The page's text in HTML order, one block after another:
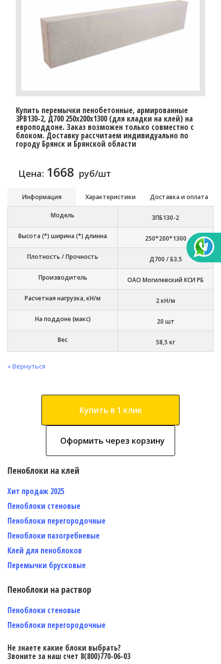
Купить перемычки пенобетонные, армированные
3PB130-2, Д700 250х200х1300 (для кладки на клей) на
европоддоне. Заказ возможен только совместно с
блоком. Доставку рассчитаем индивидуально по
городу Брянск и Брянской области
Цена: 1668 руб/шт
Информация Характеристики Доставка и оплата
Модель 3ПБ130-2
Высота (*) ширина (*) длинна 250*200*1300
Плотность / Прочность Д700 / Б3.5
Производитель ОАО Могилевский КСИ РБ
Расчетная нагрузка, кН/м 2 кН/м
На поддоне (макс) 20 шт
Вес 58,5 кг
« Вернуться
Купить в 1 клик
Оформить через корзину
Пеноблоки на клей
Хит продаж 2025
Пеноблоки стеновые
Пеноблоки перегородочные
Пеноблоки пазогребневые
Клей для пеноблоков
Перемычки брусковые
Пеноблоки на раствор
Пеноблоки стеновые
Пеноблоки перегородочные
Не знаете какие блоки выбрать?
Звоните за наш счет 8(800)770-06-03